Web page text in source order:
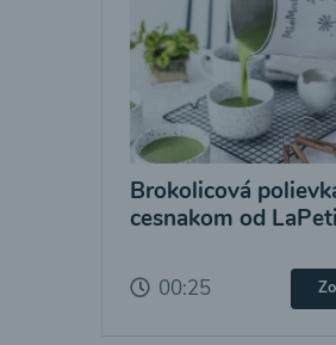
Brokolicová
cesnakom od
00:25